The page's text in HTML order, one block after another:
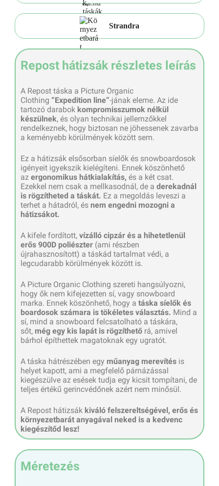
Strandra
Repost hátizsák részletes leírás
A Repost táska a Picture Organic
Clothing “Expedition line”-jának eleme. Az ide
tartozó darabok kompromisszumok nélkül
készülnek, és olyan technikai jellemzőkkel
rendelkeznek, hogy biztosan ne jöhessenek zavarba
a keményebb körülmények között sem.
Ez a hátizsák elsősorban síelők és snowboardosok
igényeit igyekszik kielégíteni. Ennek köszönhető
az ergonomikus hátkialakítás, és a két csat.
Ezekkel nem csak a mellkasodnál, de a derekadnál
is rögzítheted a táskát. Ez a megoldás leveszi a
terhet a hátadról, és nem engedni mozogni a
hátizsákot.
A kifele fordított, vízálló cipzár és a hihetetlenül
erős 900D poliészter (ami részben
újrahasznosított) a táskád tartalmat védi, a
legcudarabb körülmények között is.
A Picture Organic Clothing szereti hangsúlyozni,
hogy ők nem kifejezetten sí, vagy snowboard
marka. Ennek köszönhető, hogy a táska síelők és
boardosok számara is tökéletes választás. Mind a
sí, mind a snowboard felcsatolható a táskára,
sőt, még egy kis lapát is rögzíthető rá, amivel
bárhol építhettek magatoknak egy ugratót.
A táska hátrészében egy műanyag merevítés is
helyet kapott, ami a megfelelő párnázással
kiegészülve az esések tudja egy kicsit tompítani, de
teljes értékű gerincvédőnek azért nem minősül.
A Repost hátizsák kiváló felszereltségével, erős és
környezetbarát anyagával neked is a kedvenc
kiegészítőd lesz!
Méretezés